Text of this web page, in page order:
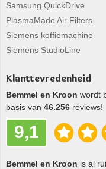
Samsung QuickDrive
PlasmaMade Air Filters
Siemens koffiemachine
Siemens StudioLine
Klanttevredenheid
Bemmel en Kroon wordt
basis van 46.256 reviews!
9,1
Bemmel en Kroon is al